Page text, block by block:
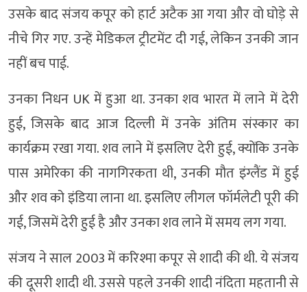
उसके बाद संजय कपूर को हार्ट अटैक आ गया और वो घोड़े से
नीचे गिर गए. उन्हें मेडिकल ट्रीटमेंट दी गई, लेकिन उनकी जान
नहीं बच पाई.
उनका निधन UK में हुआ था. उनका शव भारत में लाने में देरी
हुई, जिसके बाद आज दिल्ली में उनके अंतिम संस्कार का
कार्यक्रम रखा गया. शव लाने में इसलिए देरी हुई, क्योंकि उनके
पास अमेरिका की नागगिरकता थी, उनकी मौत इंग्लैंड में हुई
और शव को इंडिया लाना था. इसलिए लीगल फॉर्मलेटी पूरी की
गई, जिसमें देरी हुई है और उनका शव लाने में समय लग गया.
संजय ने साल 2003 में करिश्मा कपूर से शादी की थी. ये संजय
की दूसरी शादी थी. उससे पहले उनकी शादी नंदिता महतानी से